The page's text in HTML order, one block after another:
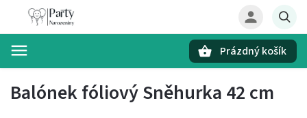
Prázdný košík
Balónek fóliový Sněhurka 42 cm